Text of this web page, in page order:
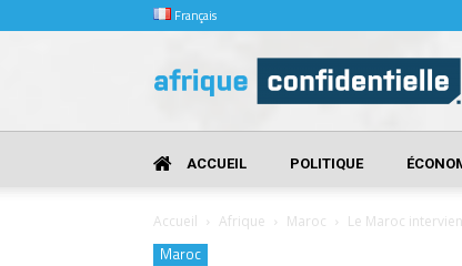
Français
Confidentielle
ACCUEIL POLITIQUE
Accueil Afrique Maroc Le Maroc
Maroc